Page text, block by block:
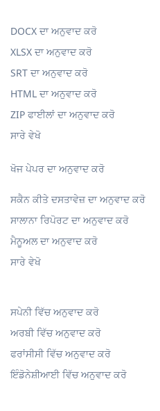
ਖੋਜ ਪੇਪਰ ਦਾ ਅਨੁਵਾਦ ਕਰੋ
ਸਕੈਨ ਕੀਤੇ ਦਸਤਾਵੇਜ਼ ਦਾ ਅਨੁਵਾਦ ਕਰੋ
ਸਾਲਾਨਾ ਰਿਪੋਰਟ ਦਾ ਅਨੁਵਾਦ ਕਰੋ
ਮੈਨੂਅਲ ਦਾ ਅਨੁਵਾਦ ਕਰੋ
ਸਾਰੇ ਵੇਖੋ
ਸਪੇਨੀ ਵਿੱਚ ਅਨੁਵਾਦ ਕਰੋ
ਅਰਬੀ ਵਿੱਚ ਅਨੁਵਾਦ ਕਰੋ
ਫਰਾਂਸੀਸੀ ਵਿੱਚ ਅਨੁਵਾਦ ਕਰੋ
ਇੰਡੋਨੇਸ਼ੀਆਈ ਵਿੱਚ ਅਨੁਵਾਦ ਕਰੋ
DOCX ਦਾ ਅਨੁਵਾਦ ਕਰੋ
XLSX ਦਾ ਅਨੁਵਾਦ ਕਰੋ
SRT ਦਾ ਅਨੁਵਾਦ ਕਰੋ
HTML ਦਾ ਅਨੁਵਾਦ ਕਰੋ
ZIP ਫਾਈਲਾਂ ਦਾ ਅਨੁਵਾਦ ਕਰੋ
ਸਾਰੇ ਵੇਖੋ